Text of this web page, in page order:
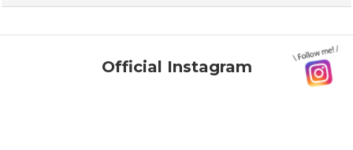
Official Instagram